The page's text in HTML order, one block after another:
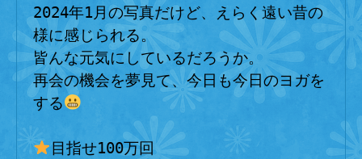
2024年1月の写真だけど、えらく遠い昔の
様に感じられる。
皆んな元気にしているだろうか。
再会の機会を夢見て、今日も今日のヨガを
する
目指せ100万回